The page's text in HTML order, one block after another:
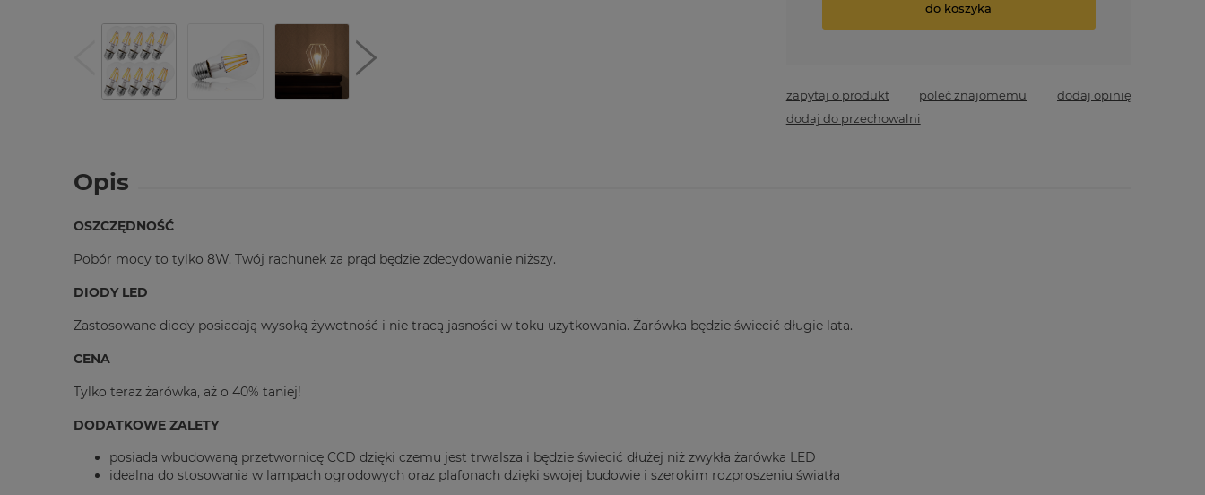
do koszyka
zapytaj o produkt poleć znajomemu
dodaj opinię
dodaj do przechowalni
Opis
OSZCZĘDNOŚĆ
Pobór mocy to tylko 8W. Twój rachunek za prąd będzie zdecydowanie niższy.
DIODY LED
Zastosowane diody posiadają wysoką żywotność i nie tracą jasności w toku użytkowania. Żarówka będzie świecić długie lata.
CENA
Tylko teraz żarówka, aż o 40% taniej!
DODATKOWE ZALETY
posiada wbudowaną przetwornicę CCD dzięki czemu jest trwalsza i będzie świecić dłużej niż zwykła żarówka LED
idealna do stosowania w lampach ogrodowych oraz plafonach dzięki swojej budowie i szerokim rozproszeniu światła